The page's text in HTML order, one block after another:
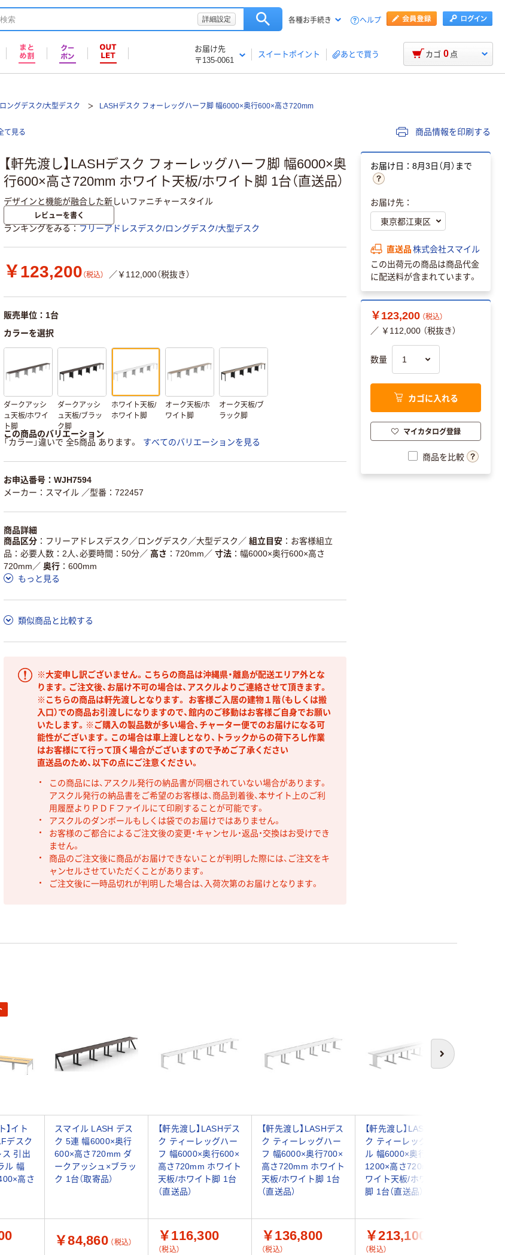
詳細設定 各種お手続き ヘルプ
お届け先
〒135-0061
スイートポイント あとで買う カゴ 0 点
ングデスク/大型デスク LASHデスク フォーレッグハーフ脚 幅6000×奥行600×高さ720mm
て見る 商品情報を印刷する
【軒先渡し】LASHデスク フォーレッグハーフ脚 幅6000×奥
行600×高さ720mm ホワイト天板/ホワイト脚 1台（直送品）
デザインと機能が融合した新しいファニチャースタイル
レビューを書く
ランキングをみる フリーアドレスデスク/ロングデスク/大型デスク
￥123,200 （税込） ／￥112,000（税抜き）
販売単位：1台
カラーを選択
ダークアッシ
ュ天板/ホワイ
ト脚
ダークアッシ
ュ天板/ブラッ
ク脚
ホワイト天板/
ホワイト脚
オーク天板/ホ
ワイト脚
オーク天板/ブ
ラック脚
この商品のバリエーション
「カラー」違いで 全5商品 あります。
すべてのバリエーションを見る
お申込番号：WJH7594
メーカー：スマイル ／型番：722457
商品詳細
商品区分
フリーアドレスデスク／ロングデスク／大型デスク ／ 組立目安
お客様組立
品：必要人数：2人、必要時間：50分／ 高さ 720mm ／ 寸法
幅6000×奥行600×高さ
720mm ／ 奥行
600mm
もっと見る
類似商品と比較する
※大変申し訳ございません。こちらの商品は沖縄県・離島が配送エリア外とな
ります。ご注文後、お届け不可の場合は、アスクルよりご連絡させて頂きます。
※こちらの商品は軒先渡しとなります。 お客様ご入居の建物１階（もしくは搬
入口）での商品お引渡しになりますので、館内のご移動はお客様ご自身でお願い
いたします。※ご購入の製品数が多い場合、チャーター便でのお届けになる可
能性がございます。この場合は車上渡しとなり、トラックからの荷下ろし作業
はお客様にて行って頂く場合がございますので予めご了承ください
直送品のため、以下の点にご注意ください。
この商品には、アスクル発行の納品書が同梱されていない場合があります。
アスクル発行の納品書をご希望のお客様は、商品到着後、本サイト上のご利
用履歴よりＰＤＦファイルにて印刷することが可能です。
アスクルのダンボールもしくは袋でのお届けではありません。
お客様のご都合によるご注文後の変更・キャンセル・返品・交換はお受けでき
ません。
商品のご注文後に商品がお届けできないことが判明した際には、ご注文をキ
ャンセルさせていただくことがあります。
ご注文後に一時品切れが判明した場合は、入荷次第のお届けとなります。
お届け日：8月3日（月）まで
お届け先：
直送品株式会社スマイル
この出荷元の商品は商品代金
に配送料が含まれています。
￥123,200 （税込）
／ ￥112,000 （税抜き）
数量
カゴに入れる
マイカタログ登録
商品を比較
次へ
】イト
デスク
ス 引出
ル 幅
高さ
スマイル LASH デス
ク 5連 幅6000×奥行
600×高さ720mm ダ
ークアッシュ×ブラッ
ク 1台（取寄品）
【軒先渡し】LASHデス
ク ティーレッグハー
フ 幅6000×奥行600×
高さ720mm ホワイト
天板/ホワイト脚 1台
（直送品）
【軒先渡し】LASHデス
ク ティーレッグハー
フ 幅6000×奥行700×
高さ720mm ホワイト
天板/ホワイト脚 1台
（直送品）
【軒先渡し】LASHデス
ク ティーレッグホー
ル 幅6000×奥行
1200×高さ720mm ホ
ワイト天板/ホワイト
脚 1台（直送品）
￥84,860 （税込） ￥116,300
（税込）
￥136,800
（税込）
￥213,100
（税込）